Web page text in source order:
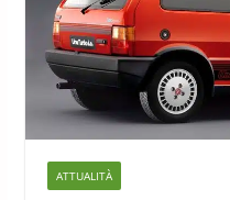
ATTUALITÀ